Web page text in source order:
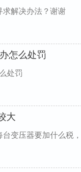
求解决办法？谢谢
怎么处罚
处罚
大
变压器要加什么税